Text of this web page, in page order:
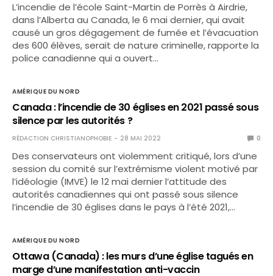
L’incendie de l’école Saint-Martin de Porrès à Airdrie,
dans l’Alberta au Canada, le 6 mai dernier, qui avait
causé un gros dégagement de fumée et l’évacuation
des 600 élèves, serait de nature criminelle, rapporte la
police canadienne qui a ouvert…
AMÉRIQUE DU NORD
Canada : l’incendie de 30 églises en 2021 passé sous
silence par les autorités ?
RÉDACTION CHRISTIANOPHOBIE 28 MAI 2022 0
Des conservateurs ont violemment critiqué, lors d’une
session du comité sur l’extrémisme violent motivé par
l’idéologie (IMVE) le 12 mai dernier l’attitude des
autorités canadiennes qui ont passé sous silence
l’incendie de 30 églises dans le pays à l’été 2021,…
AMÉRIQUE DU NORD
Ottawa (Canada) : les murs d’une église tagués en
marge d’une manifestation anti-vaccin